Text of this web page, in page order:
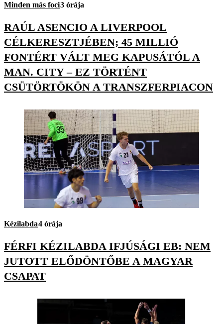
Minden más foci3 órája
RAÚL ASENCIO A LIVERPOOL
CÉLKERESZTJÉBEN; 45 MILLIÓ
FONTÉRT VÁLT MEG KAPUSÁTÓL A
MAN. CITY – EZ TÖRTÉNT
CSÜTÖRTÖKÖN A TRANSZFERPIACON
Kézilabda4 órája
FÉRFI KÉZILABDA IFJÚSÁGI EB: NEM
JUTOTT ELŐDÖNTŐBE A MAGYAR
CSAPAT